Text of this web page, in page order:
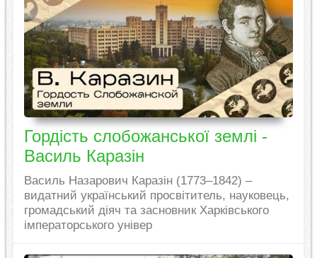
Гордість слобожанської землі -
Василь Каразін
Василь Назарович Каразін (1773–1842) –
видатний український просвітитель, науковець,
громадський діяч та засновник Харківського
імператорського універ